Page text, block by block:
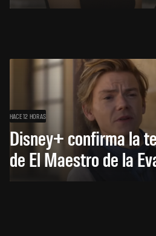
HACE 12 HORAS
Disney+ confirma la
de El Maestro de la